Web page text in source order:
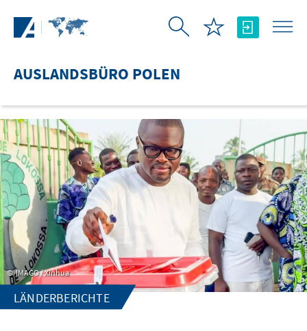
AUSLANDSBÜRO POLEN
IMAGO / Xinhua
LÄNDERBERICHTE